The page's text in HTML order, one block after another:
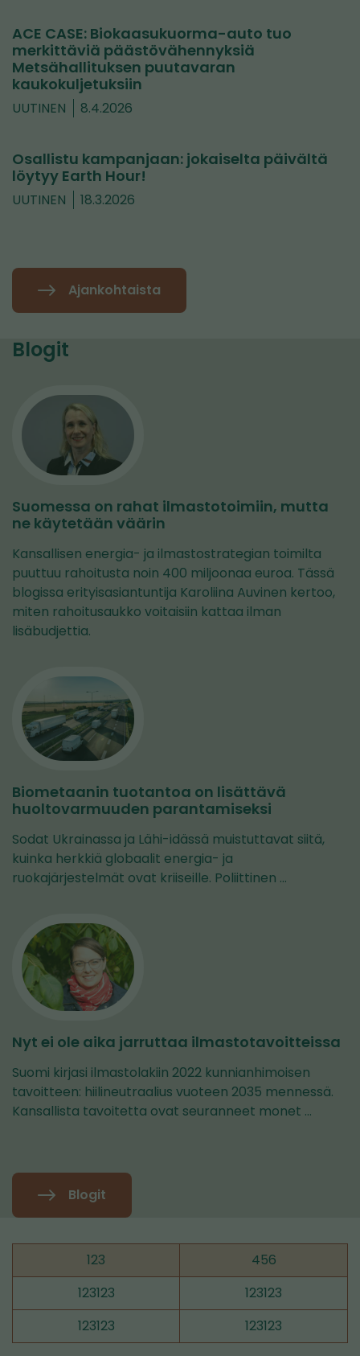
ACE CASE: Biokaasukuorma-auto tuo
merkittäviä päästövähennyksiä
Metsähallituksen puutavaran
kaukokuljetuksiin
UUTINEN 8.4.2026
Osallistu kampanjaan: jokaiselta päivältä
löytyy Earth Hour!
UUTINEN 18.3.2026
Ajankohtaista
Blogit
Suomessa on rahat ilmastotoimiin, mutta
ne käytetään väärin
Kansallisen energia- ja ilmastostrategian toimilta
puuttuu rahoitusta noin 400 miljoonaa euroa. Tässä
blogissa erityisasiantuntija Karoliina Auvinen kertoo,
miten rahoitusaukko voitaisiin kattaa ilman
lisäbudjettia.
Biometaanin tuotantoa on lisättävä
huoltovarmuuden parantamiseksi
Sodat Ukrainassa ja Lähi-idässä muistuttavat siitä,
kuinka herkkiä globaalit energia- ja
ruokajärjestelmät ovat kriiseille. Poliittinen …
Nyt ei ole aika jarruttaa ilmastotavoitteissa
Suomi kirjasi ilmastolakiin 2022 kunnianhimoisen
tavoitteen: hiilineutraalius vuoteen 2035 mennessä.
Kansallista tavoitetta ovat seuranneet monet …
Blogit
123
456
123123
123123
123123
123123